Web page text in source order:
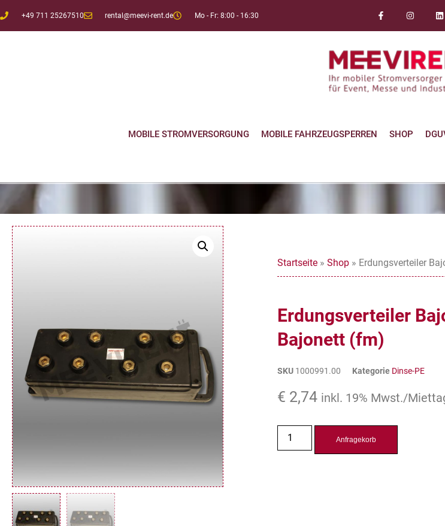
+49 711 25267510 rental@meevi-rent.de Mo - Fr: 8:00 - 16:30
MOBILE STROMVERSORGUNG MOBILE FAHRZEUGSPERREN SHOP
Startseite » Shop » Erdungsverteiler
Erdungsverteiler
Bajonett (fm)
SKU 1000991.00 Kategorie Dinse-PE
€ 2,74 inkl. 19% Mwst./
Anfragekorb